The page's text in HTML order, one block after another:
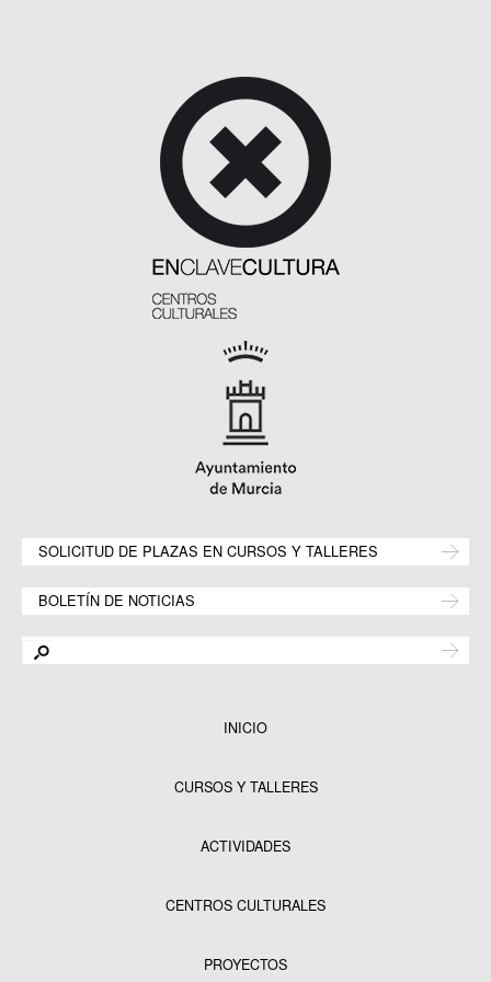
SOLICITUD DE PLAZAS EN CURSOS Y TALLERES
BOLETÍN DE NOTICIAS
INICIO
CURSOS Y TALLERES
ACTIVIDADES
CENTROS CULTURALES
PROYECTOS